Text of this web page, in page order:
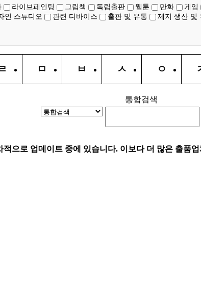
라이브페인팅 그림책 독립출판 웹툰 만화 게임
인 스튜디오
관련 디바이스 출판 및 유통 제지 생산 및
ㅁ ㅂ ㅅ ㅇ
통합검색
으로 업데이트 중에 있습니다. 이보다 더 많은 출품